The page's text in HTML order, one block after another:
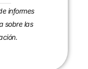
informes
sobre las